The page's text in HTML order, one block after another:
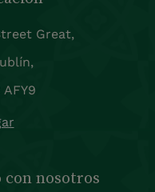
Great,
con nosotros